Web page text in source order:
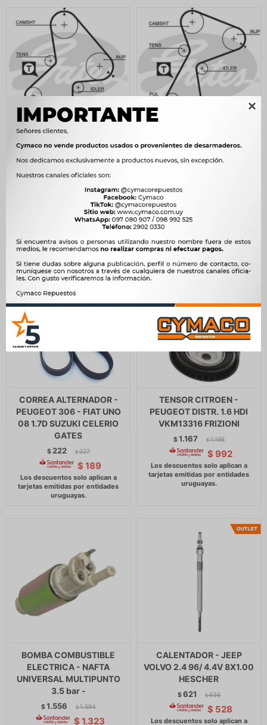

CORREA DISTRIBUCION -
RENAULT R19 R21 MEGANE
CORREA DISTRIBUCION
RENAULT MEGANE
CORREA ALTERNADOR -
PEUGEOT 306 - FIAT UNO
08 1.7D SUZUKI CELERIO
GATES
$ 222 $ 227
$ 189
TENSOR CITROEN -
PEUGEOT DISTR. 1.6 HDI
VKM13316 FRIZIONI
$1.167 $ 1.195
$ 992
BOMBA COMBUSTIBLE
ELECTRICA - NAFTA
UNIVERSAL MULTIPUNTO
3.5 bar -
$1.556 $ 1.594
$ 1.323
CALENTADOR - JEEP
VOLVO 2.4 96/ 4.4V 8X1.00
HESCHER
$621 $ 636
$ 528